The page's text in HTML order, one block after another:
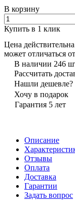
В корзину
Купить в 1 клик
Цена
может отличаться
В наличии 246
Рассчитать
Нашли дешевле?
Хочу в подарок
Гарантия 5 лет
Описание
Отзывы
Оплата
Доставка
Гарантии
Задать вопрос